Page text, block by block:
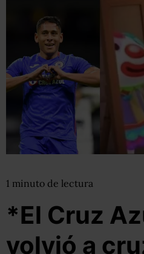
1 minuto de lectura
*El Cruz
volvió a